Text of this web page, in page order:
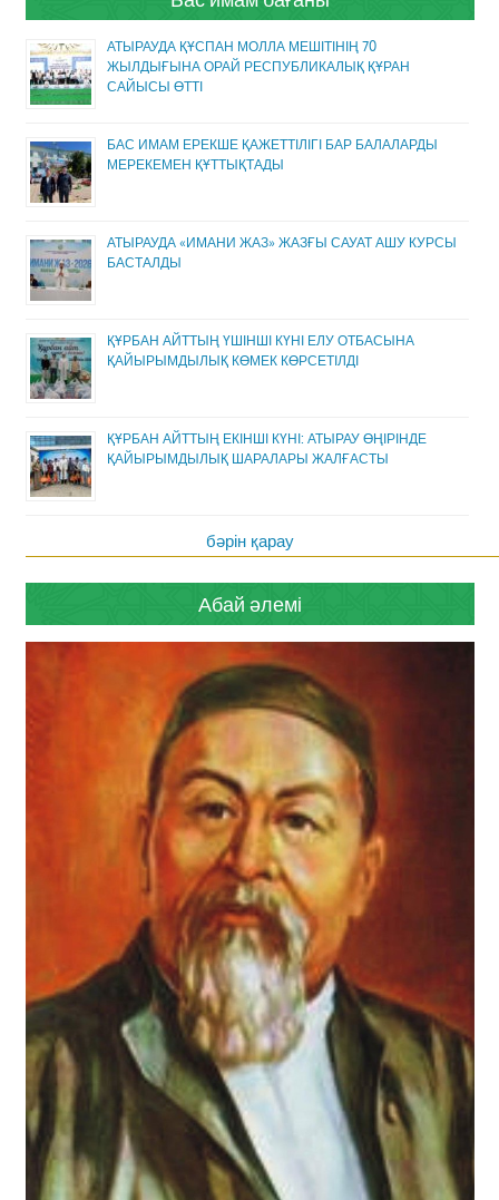
АТЫРАУДА ҚҰСПАН МОЛЛА МЕШІТІНІҢ 70
ЖЫЛДЫҒЫНА ОРАЙ РЕСПУБЛИКАЛЫҚ ҚҰРАН
САЙЫСЫ ӨТТІ
БАС ИМАМ ЕРЕКШЕ ҚАЖЕТТІЛІГІ БАР БАЛАЛАРДЫ
МЕРЕКЕМЕН ҚҰТТЫҚТАДЫ
АТЫРАУДА «ИМАНИ ЖАЗ» ЖАЗҒЫ САУАТ АШУ КУРСЫ
БАСТАЛДЫ
ҚҰРБАН АЙТТЫҢ ҮШІНШІ КҮНІ ЕЛУ ОТБАСЫНА
ҚАЙЫРЫМДЫЛЫҚ КӨМЕК КӨРСЕТІЛДІ
ҚҰРБАН АЙТТЫҢ ЕКІНШІ КҮНІ: АТЫРАУ ӨҢІРІНДЕ
ҚАЙЫРЫМДЫЛЫҚ ШАРАЛАРЫ ЖАЛҒАСТЫ
бәрін қарау
Абай әлемі